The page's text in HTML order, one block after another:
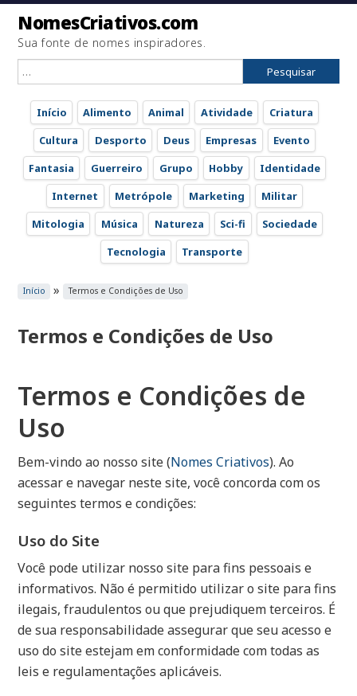
NomesCriativos.com
Sua fonte de nomes inspiradores.
por:
Início Alimento Animal Atividade
Criatura
Cultura
Desporto Deus Empresas
Evento
Fantasia
Guerreiro Grupo Hobby
Identidade
Internet
Metrópole Marketing
Militar
Mitologia
Música Natureza Sci-fi
Sociedade
Tecnologia
Transporte
Início » Termos e Condições de Uso
Termos e Condições de Uso
Termos e Condições de
Uso
Bem-vindo ao nosso site (Nomes Criativos). Ao
acessar e navegar neste site, você concorda com os
seguintes termos e condições:
Uso do Site
Você pode utilizar nosso site para fins pessoais e
informativos. Não é permitido utilizar o site para fins
ilegais, fraudulentos ou que prejudiquem terceiros. É
de sua responsabilidade assegurar que seu acesso e
uso do site estejam em conformidade com todas as
leis e regulamentações aplicáveis.